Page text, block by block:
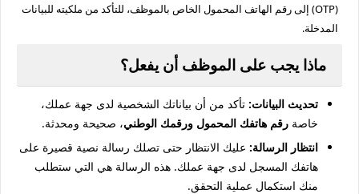
(OTP) إلى رقم الهاتف المحمول الخاص بالموظف، للتأكد من ملكيته للبيانات
المدخلة.
ماذا يجب على الموظف أن يفعل؟
تحديث البيانات: تأكد من أن بياناتك الشخصية لدى جهة عملك،
خاصة رقم هاتفك المحمول ورقمك الوطني، صحيحة ومحدثة.
انتظار الرسالة: عليك الانتظار حتى تصلك رسالة نصية قصيرة على
هاتفك المسجل لدى جهة عملك. هذه الرسالة هي التي ستطلب
منك استكمال عملية التحقق.